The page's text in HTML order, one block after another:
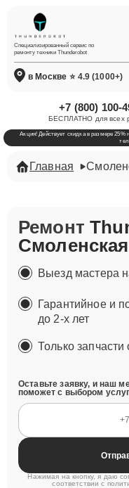
Специализированный сервис по
ремонту техники Thunderobot
в Москве ⭐ 4.9 (1000+)
+7 (800) 100-
БЕСПЛАТНО для всех
Акция! Действует скидка в размере
Главная
Ремонт
Выезд мастера
Гарантийное и
до 2-х лет
Только
Оставьте заявку, и наш
поможет с выбором услуг
Нажимая на кнопку, я даю
соответствии с